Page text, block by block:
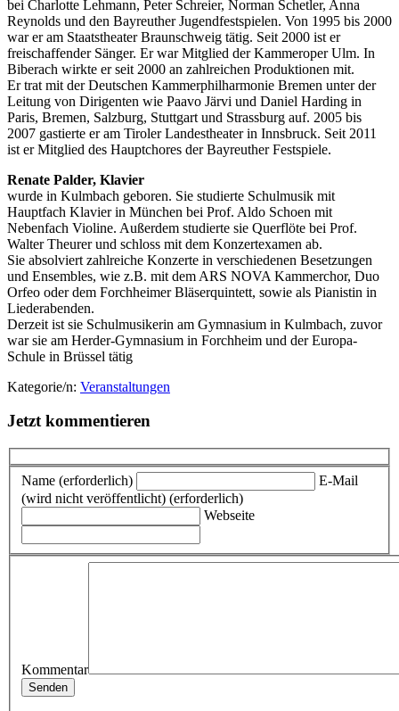
bei Charlotte Lehmann, Peter Schreier, Norman Schetler, Anna
Reynolds und den Bayreuther Jugendfestspielen. Von 1995 bis 2000
war er am Staatstheater Braunschweig tätig. Seit 2000 ist er
freischaffender Sänger. Er war Mitglied der Kammeroper Ulm. In
Biberach wirkte er seit 2000 an zahlreichen Produktionen mit.
Er trat mit der Deutschen Kammerphilharmonie Bremen unter der
Leitung von Dirigenten wie Paavo Järvi und Daniel Harding in
Paris, Bremen, Salzburg, Stuttgart und Strassburg auf. 2005 bis
2007 gastierte er am Tiroler Landestheater in Innsbruck. Seit 2011
ist er Mitglied des Hauptchores der Bayreuther Festspiele.
Renate Palder, Klavier
wurde in Kulmbach geboren. Sie studierte Schulmusik mit
Hauptfach Klavier in München bei Prof. Aldo Schoen mit
Nebenfach Violine. Außerdem studierte sie Querflöte bei Prof.
Walter Theurer und schloss mit dem Konzertexamen ab.
Sie absolviert zahlreiche Konzerte in verschiedenen Besetzungen
und Ensembles, wie z.B. mit dem ARS NOVA Kammerchor, Duo
Orfeo oder dem Forchheimer Bläserquintett, sowie als Pianistin in
Liederabenden.
Derzeit ist sie Schulmusikerin am Gymnasium in Kulmbach, zuvor
war sie am Herder-Gymnasium in Forchheim und der Europa-
Schule in Brüssel tätig
Kategorie/n: Veranstaltungen
Jetzt kommentieren
Name (erforderlich)
E-Mail
(wird nicht veröffentlicht) (erforderlich)
Webseite
Kommentar